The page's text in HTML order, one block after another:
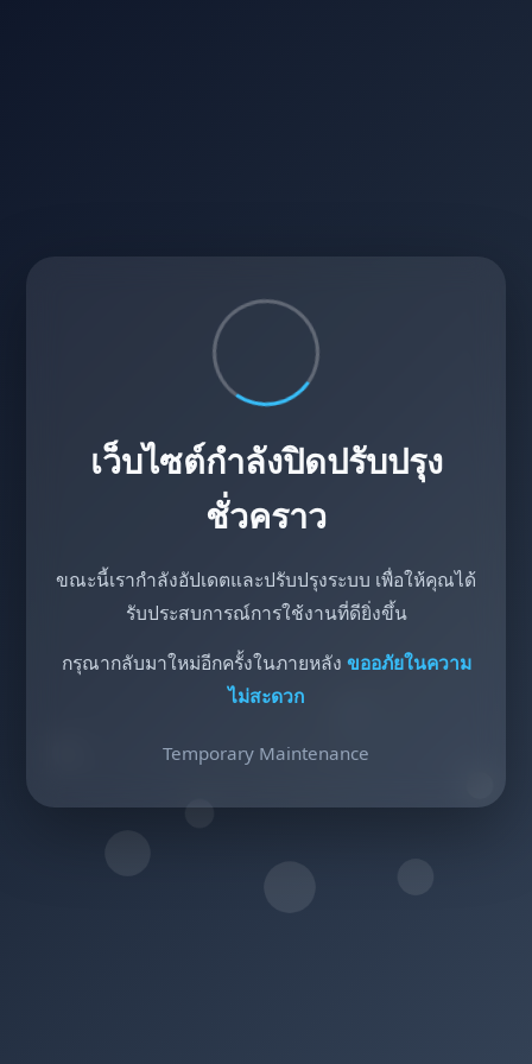
เว็บไซต์กำลังปิดปรับปรุง
ชั่วคราว
ขณะนี้เรากำลังอัปเดตและปรับปรุงระบบ เพื่อให้คุณได้
รับประสบการณ์การใช้งานที่ดียิ่งขึ้น
กรุณากลับมาใหม่อีกครั้งในภายหลัง ขออภัยในความ
ไม่สะดวก
Temporary Maintenance